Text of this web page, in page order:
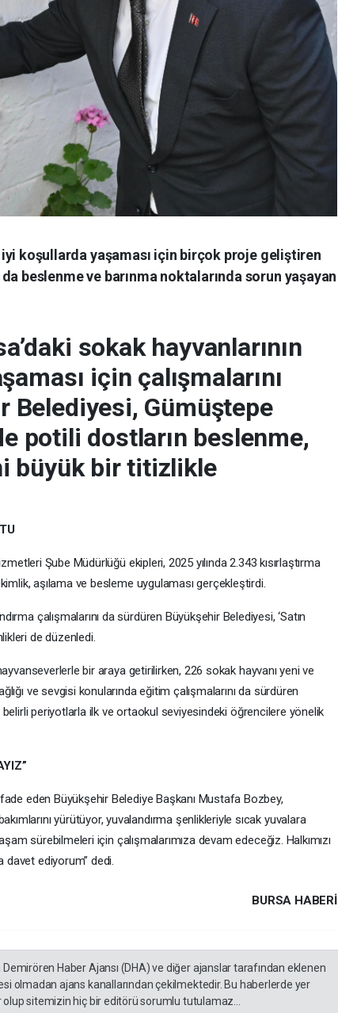
iyi koşullarda yaşaması için birçok proje geliştiren
beslenme ve barınma noktalarında sorun yaşayan
sokak hayvanlarının
için çalışmalarını
Belediyesi, Gümüştepe
potili dostların beslenme,
büyük bir titizlikle
Şube Müdürlüğü ekipleri, 2025 yılında 2.343 kısırlaştırma
aşılama ve besleme uygulaması gerçekleştirdi.
çalışmalarını da sürdüren Büyükşehir Belediyesi, ‘Satın
de düzenledi.
bir araya getirilirken, 226 sokak hayvanı yeni ve
ve sevgisi konularında eğitim çalışmalarını da sürdüren
periyotlarla ilk ve ortaokul seviyesindeki öğrencilere yönelik
eden Büyükşehir Belediye Başkanı Mustafa Bozbey,
yürütüyor, yuvalandırma şenlikleriyle sıcak yuvalara
sürebilmeleri için çalışmalarımıza devam edeceğiz. Halkımızı
davet ediyorum” dedi.
BURSA HABERİ
Haber Ajansı (DHA) ve diğer ajanslar tarafından eklenen
olmadan ajans kanallarından çekilmektedir. Bu haberlerde yer
sitemizin hiç bir editörü sorumlu tutulamaz...